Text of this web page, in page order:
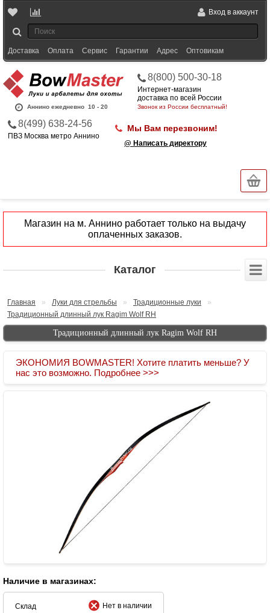
Вход в аккаунт
Доставка Оплата Сервис Гарантии Адрес Оптовикам
Аннино ежедневно 10 - 20
8(800) 500-30-18
Интернет-магазин
доставка по всей России
Звонок из России бесплатный!
8(499) 638-24-56
ПВЗ Москва метро Аннино
Мы Вам перезвоним!
@ Написать директору
Магазин на м. Аннино работает только на выдачу
оплаченных заказов.
Каталог
Главная » Луки для стрельбы » Традиционные луки
»
Традиционный длинный лук Ragim Wolf RH
Традиционный длинный лук Ragim Wolf RH
ЭКОНОМИЯ BOWMASTER! Хотите платить меньше? У
нас это возможно. Подробнее >>>
Наличие в магазинах:
Склад Нет в наличии